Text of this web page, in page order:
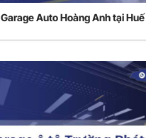
Auto Hoàng Anh tại Huế